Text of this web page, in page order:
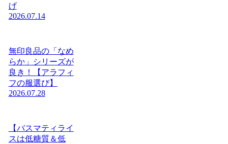
げ
2026.07.14
無印良品の「なめ
らか」シリーズが
良き！【アラフィ
フの服選び】
2026.07.28
【バスマティライ
スは低糖質＆低